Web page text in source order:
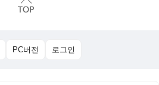
PC버전 로그인